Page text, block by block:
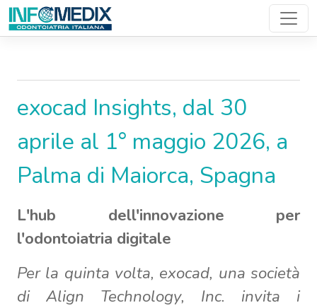
exocad Insights, dal 30
aprile al 1° maggio 2026, a
Palma di Maiorca, Spagna
L'hub dell'innovazione per
l'odontoiatria digitale
Per la quinta volta, exocad, una società
di Align Technology, Inc. invita i